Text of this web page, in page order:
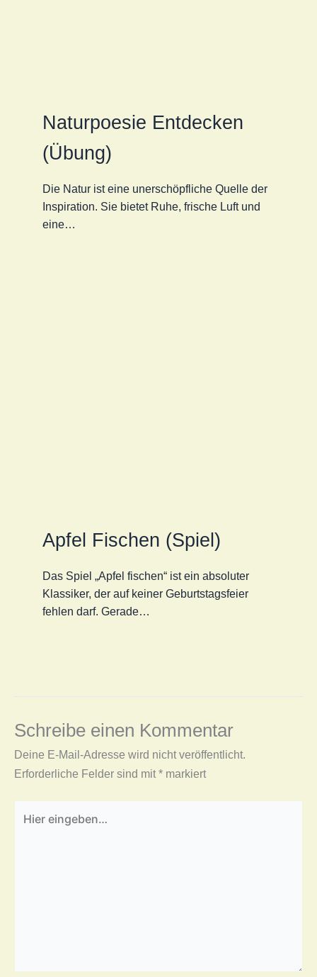
Naturpoesie Entdecken
(Übung)
Die Natur ist eine unerschöpfliche Quelle der
Inspiration. Sie bietet Ruhe, frische Luft und
eine…
Apfel Fischen (Spiel)
Das Spiel „Apfel fischen“ ist ein absoluter
Klassiker, der auf keiner Geburtstagsfeier
fehlen darf. Gerade…
Schreibe einen Kommentar
Deine E-Mail-Adresse wird nicht veröffentlicht.
Erforderliche Felder sind mit * markiert
eingeben…